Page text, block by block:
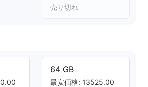
売り切れ
64 GB
最安価格: 13525.00